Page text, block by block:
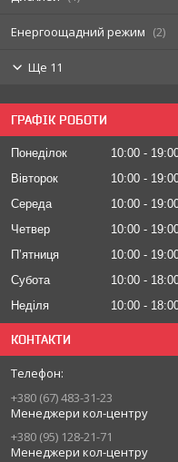
Енергоощадний режим 2
Ще 11
ГРАФІК РОБОТИ
Понеділок 10:00
Вівторок
10:00
Середа
10:00
Четвер
10:00
Пʼятниця
10:00
Субота
10:00
Неділя
10:00
КОНТАКТИ
+380 (67) 483-31-23
Менеджери кол-центру
+380 (95) 128-21-71
Менеджери кол-центру